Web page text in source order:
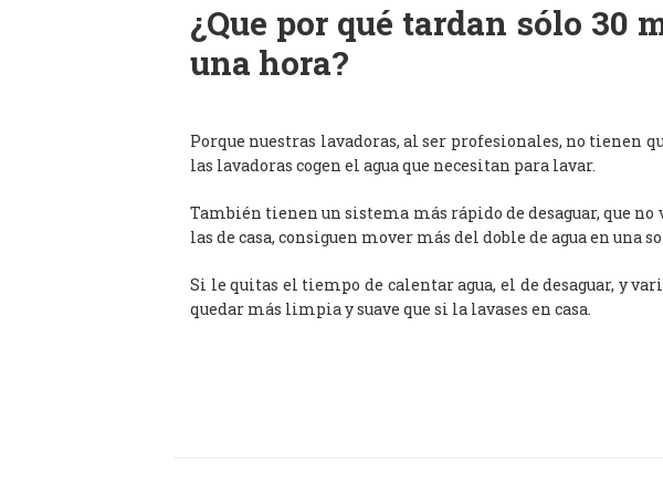
¿Que por qué tardan sólo 30
una hora?
Porque nuestras lavadoras, al ser profesionales, no tienen
las lavadoras cogen el agua que necesitan para lavar.
También tienen un sistema más rápido de desaguar, que no
las de casa, consiguen mover más del doble de agua en
Si le quitas el tiempo de calentar agua, el de desaguar, y
quedar más limpia y suave que si la lavases en casa.